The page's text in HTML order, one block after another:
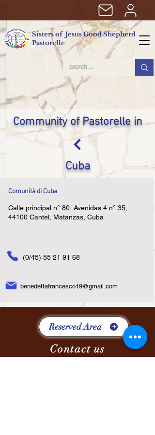
Sisters of Jesus Good Shepherd
Pastorelle
Community of Pastorelle in
Cuba
Comunità di Cuba
Calle principal n° 80, Avenidas 4 n° 35,
44100 Cantel, Matanzas, Cuba
(0/45) 55 21 91 68
benedettafrancesco19@gmail.com
Reserved Area
Contact us